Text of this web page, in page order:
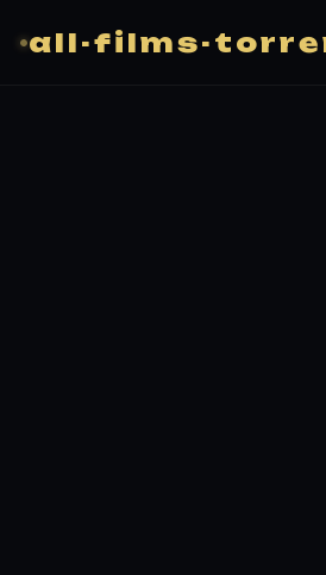
all-films-